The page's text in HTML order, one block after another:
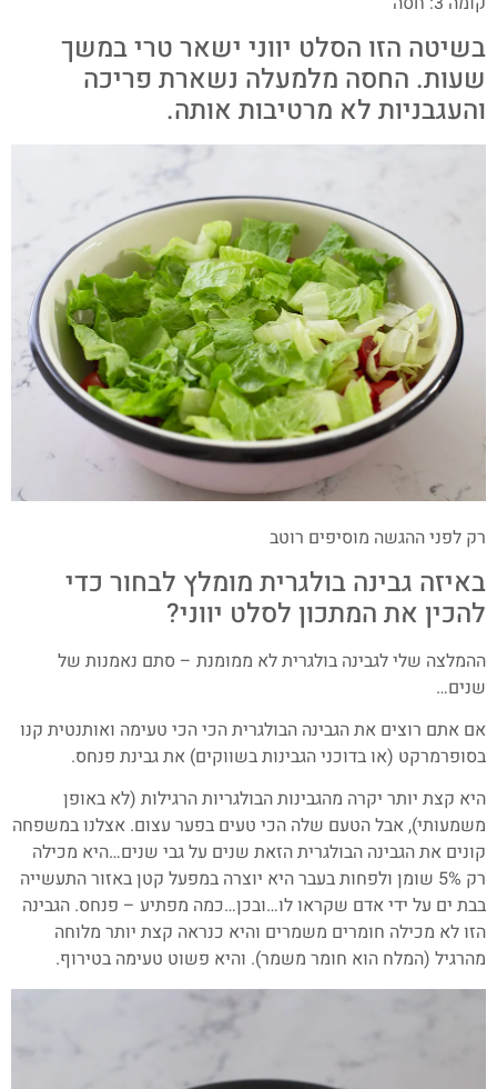
בשיטה הזו הסלט יווני ישאר טרי במשך
שעות. החסה מלמעלה נשארת פריכה
והעגבניות לא מרטיבות אותה.
רק לפני ההגשה מוסיפים רוטב
באיזה גבינה בולגרית מומלץ לבחור כדי
להכין את המתכון לסלט יווני?
ההמלצה שלי לגבינה בולגרית לא ממומנת – סתם נאמנות של
שנים…
אם אתם רוצים את הגבינה הבולגרית הכי הכי טעימה ואותנטית קנו
בסופרמרקט (או בדוכני הגבינות בשווקים) את גבינת פנחס.
היא קצת יותר יקרה מהגבינות הבולגריות הרגילות (לא באופן
משמעותי), אבל הטעם שלה הכי טעים בפער עצום. אצלנו במשפחה
קונים את הגבינה הבולגרית הזאת שנים על גבי שנים…היא מכילה
רק 5% שומן ולפחות בעבר היא יוצרה במפעל קטן באזור התעשייה
בבת ים על ידי אדם שקראו לו…ובכן…כמה מפתיע – פנחס. הגבינה
הזו לא מכילה חומרים משמרים והיא כנראה קצת יותר מלוחה
מהרגיל (המלח הוא חומר משמר). והיא פשוט טעימה בטירוף.